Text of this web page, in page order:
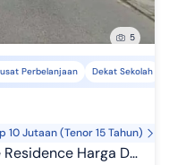
5
Perbelanjaan Dekat Sekolah
10 Jutaan (Tenor 15 Tahun)
Harga Dijamin Termurah